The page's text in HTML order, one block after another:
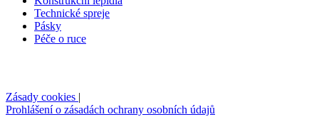
Technické spreje
Pásky
Péče o ruce
Zásady cookies |
Prohlášení o zásadách ochrany osobních údajů